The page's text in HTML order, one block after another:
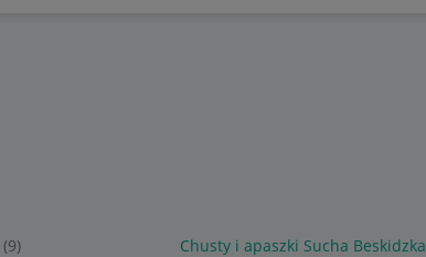
(9) Chusty i apaszki Sucha Beskidzka